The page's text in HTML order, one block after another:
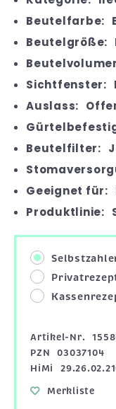
Beutelfarbe:
Beutelgröße:
Sichtfenster:
Auslass:
Beutelfilter:
Geeignet für:
Produktlinie:
Artikel-Nr.
PZN
03037104
HiMi
Merkliste